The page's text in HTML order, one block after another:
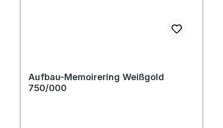
Aufbau-Memoirering Weißgold
750/000